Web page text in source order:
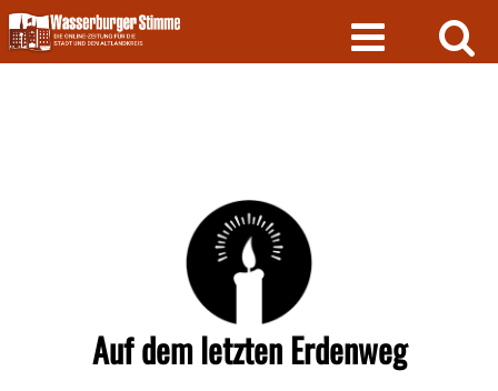
Skip
to
content
Auf dem letzten Erdenweg